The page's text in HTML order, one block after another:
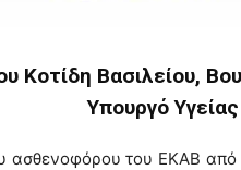
Κοτίδη Βασιλείου,
Υπουργό Υγείας
ασθενοφόρου του ΕΚΑΒ από